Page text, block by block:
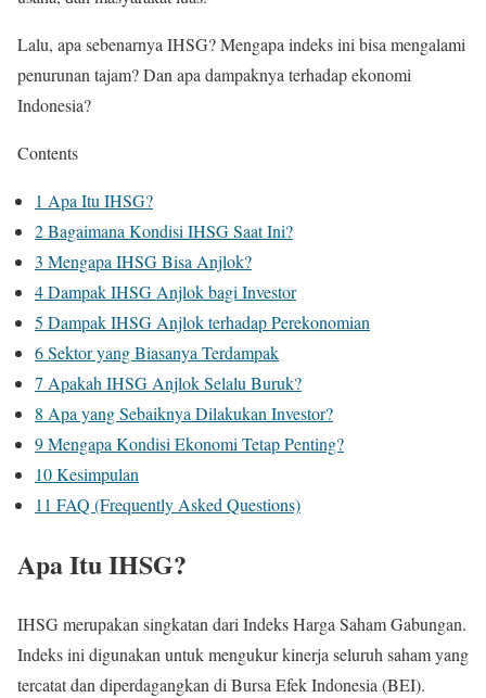
Lalu, apa sebenarnya IHSG? Mengapa indeks ini bisa mengalami
penurunan tajam? Dan apa dampaknya terhadap ekonomi
Indonesia?
Contents
1 Apa Itu IHSG?
2Bagaimana Kondisi IHSG Saat Ini?
3 Mengapa IHSG Bisa Anjlok?
4Dampak IHSG Anjlok bagi Investor
5 Dampak IHSG Anjlok terhadap Perekonomian
6Sektor yang Biasanya Terdampak
7 Apakah IHSG Anjlok Selalu Buruk?
8 Apa yang Sebaiknya Dilakukan Investor?
9Mengapa Kondisi Ekonomi Tetap Penting?
10Kesimpulan
11 FAQ (Frequently Asked Questions)
Apa Itu IHSG?
IHSG merupakan singkatan dari Indeks Harga Saham Gabungan.
Indeks ini digunakan untuk mengukur kinerja seluruh saham yang
tercatat dan diperdagangkan di Bursa Efek Indonesia (BEI).